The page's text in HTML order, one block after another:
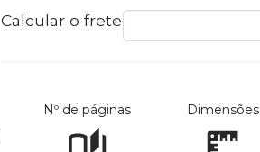
Calcular o frete
Nº de páginas Dimensões